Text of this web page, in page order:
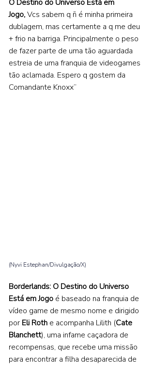
O Destino do Universo Está em
Jogo, Vcs sabem q ñ é minha primeira
dublagem, mas certamente a q me deu
+ frio na barriga. Principalmente o peso
de fazer parte de uma tão aguardada
estreia de uma franquia de videogames
tão aclamada. Espero q gostem da
Comandante Knoxx”
(Nyvi Estephan/Divulgação/X)
Borderlands: O Destino do Universo
Está em Jogo é baseado na franquia de
vídeo game de mesmo nome e dirigido
por Eli Roth e acompanha Lilith (Cate
Blanchett), uma infame caçadora de
recompensas, que recebe uma missão
para encontrar a filha desaparecida de